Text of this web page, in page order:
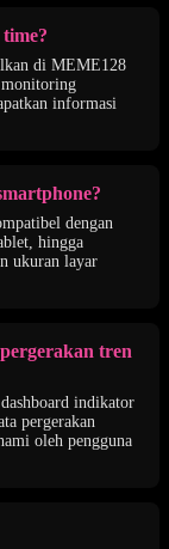
di MEME128
monitoring
informasi
dengan
hingga
ukuran layar
tren
indikator
pergerakan
oleh pengguna